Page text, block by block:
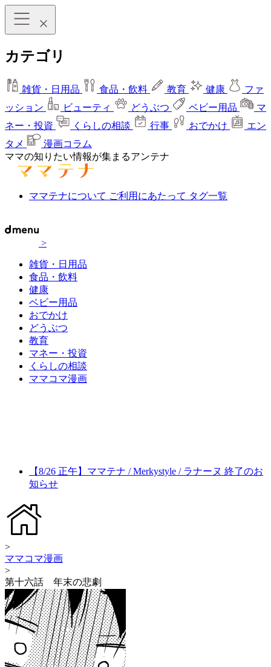
カテゴリ
雑貨・日用品 食品・飲料 教育 健康
ファ
ッション
ビューティ どうぶつ ベビー用品
マ
ネー・投資
くらしの相談 行事 おでかけ
エン
タメ
漫画コラム
ママの知りたい情報が集まるアンテナ
ママテナについて ご利用にあたって タグ一覧
>
雑貨・日用品
食品・飲料
健康
ベビー用品
おでかけ
どうぶつ
教育
マネー・投資
くらしの相談
ママコマ漫画
【8/26 正午】ママテナ / Merkystyle / ラナーヌ 終了のお
知らせ
>
ママコマ漫画
>
第十六話 年末の悲劇